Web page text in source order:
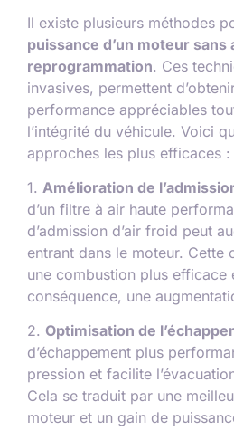
Il existe plusieurs méthodes
puissance d’un moteur
reprogrammation. Ces
invasives, permettent
performance appréciables
l’intégrité du véhicule. Voici
approches les plus efficaces :
1. Amélioration de
d’un filtre à air haute
d’admission d’air froid peut
entrant dans le moteur. Cette
une combustion plus efficace
conséquence, une
2. Optimisation de
d’échappement plus
pression et facilite
Cela se traduit par une
moteur et un gain de